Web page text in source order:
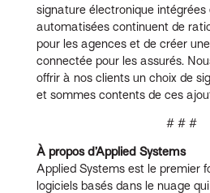
signature électronique
automatisées continuent de
pour les agences et de créer
connectée pour les assurés.
offrir à nos clients un choix de
et sommes contents de ces
# # #
À propos d’Applied Systems
Applied Systems est le premier
logiciels basés dans le nuage